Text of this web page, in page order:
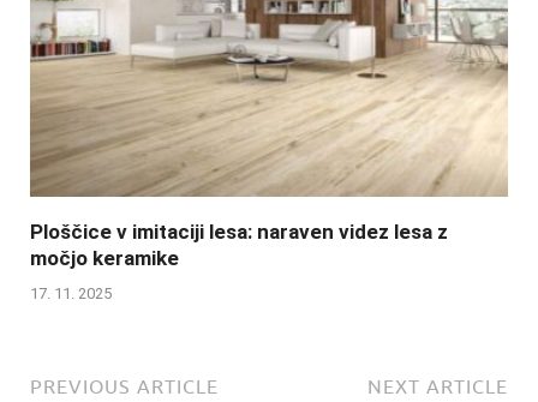
Ploščice v imitaciji lesa: naraven videz lesa z
močjo keramike
17. 11. 2025
PREVIOUS ARTICLE NEXT ARTICLE